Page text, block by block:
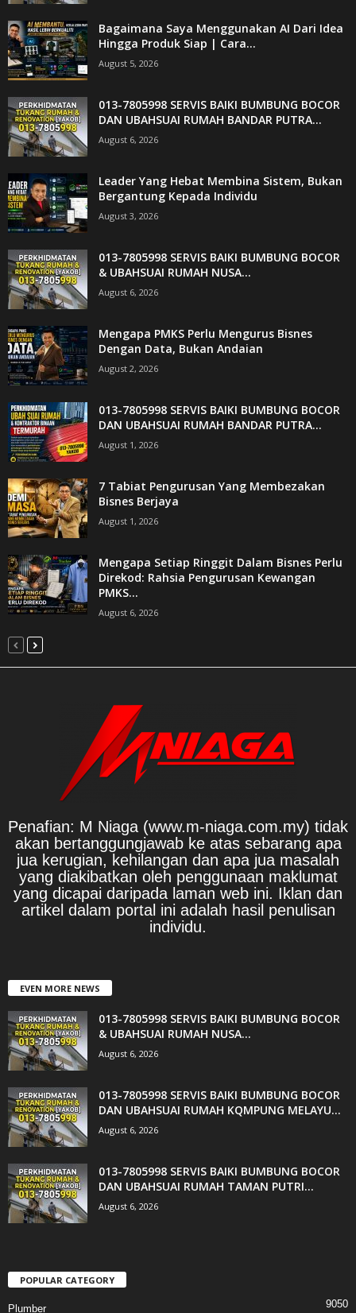
Bagaimana Saya Menggunakan AI Dari Idea
Hingga Produk Siap | Cara...
August 5, 2026
013-7805998 SERVIS BAIKI BUMBUNG BOCOR
DAN UBAHSUAI RUMAH BANDAR PUTRA...
August 6, 2026
Leader Yang Hebat Membina Sistem, Bukan
Bergantung Kepada Individu
August 3, 2026
013-7805998 SERVIS BAIKI BUMBUNG BOCOR
& UBAHSUAI RUMAH NUSA...
August 6, 2026
Mengapa PMKS Perlu Mengurus Bisnes
Dengan Data, Bukan Andaian
August 2, 2026
013-7805998 SERVIS BAIKI BUMBUNG BOCOR
DAN UBAHSUAI RUMAH BANDAR PUTRA...
August 1, 2026
7 Tabiat Pengurusan Yang Membezakan
Bisnes Berjaya
August 1, 2026
Mengapa Setiap Ringgit Dalam Bisnes Perlu
Direkod: Rahsia Pengurusan Kewangan
PMKS...
August 6, 2026
Penafian: M Niaga (www.m-niaga.com.my) tidak
akan bertanggungjawab ke atas sebarang apa
jua kerugian, kehilangan dan apa jua masalah
yang diakibatkan oleh penggunaan maklumat
yang dicapai daripada laman web ini. Iklan dan
artikel dalam portal ini adalah hasil penulisan
individu.
EVEN MORE NEWS
013-7805998 SERVIS BAIKI BUMBUNG BOCOR
& UBAHSUAI RUMAH NUSA...
August 6, 2026
013-7805998 SERVIS BAIKI BUMBUNG BOCOR
DAN UBAHSUAI RUMAH KQMPUNG MELAYU...
August 6, 2026
013-7805998 SERVIS BAIKI BUMBUNG BOCOR
DAN UBAHSUAI RUMAH TAMAN PUTRI...
August 6, 2026
POPULAR CATEGORY
Plumber 9050